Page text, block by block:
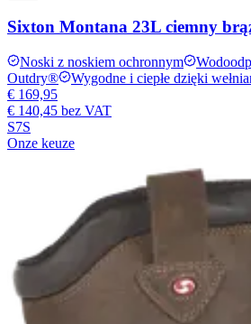
Sixton Montana 23L ciemny
Noski z noskiem ochronnym
Outdry®
Wygodne i ciepłe dzięki
€ 169,95
€ 140,45 bez VAT
S7S
Onze keuze